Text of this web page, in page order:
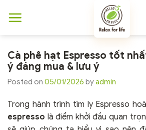
đến
Cà phê hạt Espresso tốt
ý đáng mua & lưu ý
Posted on 05/01/2026 byadmin
Trong hành trình tìm ly Espresso
espresso là điểm khởi đầu quan